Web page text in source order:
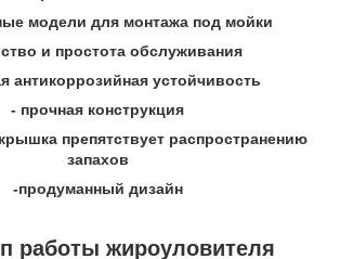
модели для монтажа под мойки
и простота обслуживания
антикоррозийная устойчивость
- прочная конструкция
препятствует распространению
запахов
-продуманный дизайн
работы жироуловителя